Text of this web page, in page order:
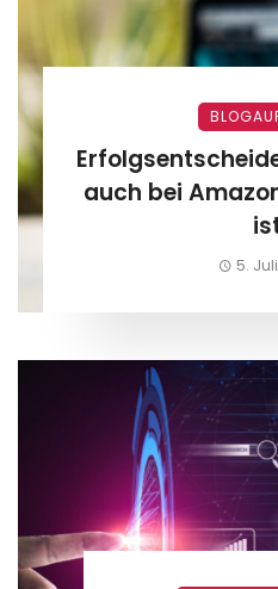
auch bei
5.